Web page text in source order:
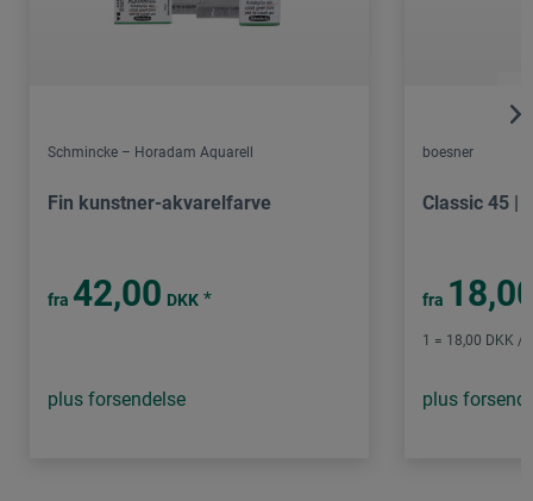
Schmincke – Horadam Aquarell
Fin kunstner-akvarelfarve
fra 42,00 DKK *
plus forsendelse
boesner
Classic 45 |
fra
1 = 18,00 DKK /
plus